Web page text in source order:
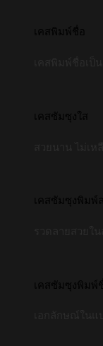
เคสพิมพ์ชื่อ
เคสซัมซุงใส
เคสซัมซุงพิมพ์
เคสซัมซุงพิมพ์